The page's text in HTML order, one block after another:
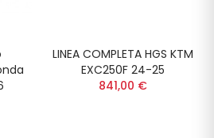
LINEA COMPLETA HGS KTM
EXC250F 24-25
841,00 €